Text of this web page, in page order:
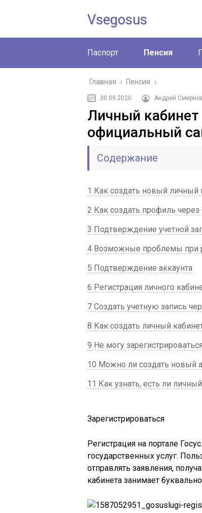
Vsegosus
Паспорт Пенсия
Главная › Пенсия ›
30.09.2020 Андрей
Личный кабинет
официальный
Содержание
1 Как создать новый личный
2 Как создать профиль
3 Подтверждение учетной
4 Возможные проблемы при
5 Подтверждение аккаунта
6 Регистрация личного
7 Создать учетную запись
8 Как создать личный
9 Не могу
10 Можно ли создать новый
11 Как узнать, есть ли
Зарегистрироваться
Регистрация на портале
государственных услуг.
отправлять заявления,
кабинета занимает